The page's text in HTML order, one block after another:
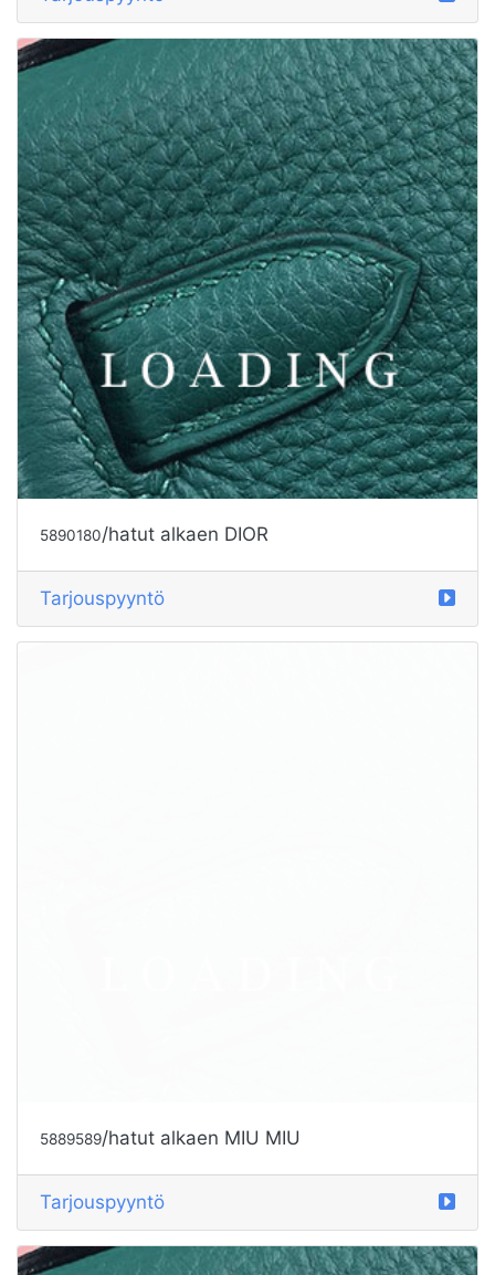
5890182/hatut alkaen CELINE
Tarjouspyyntö